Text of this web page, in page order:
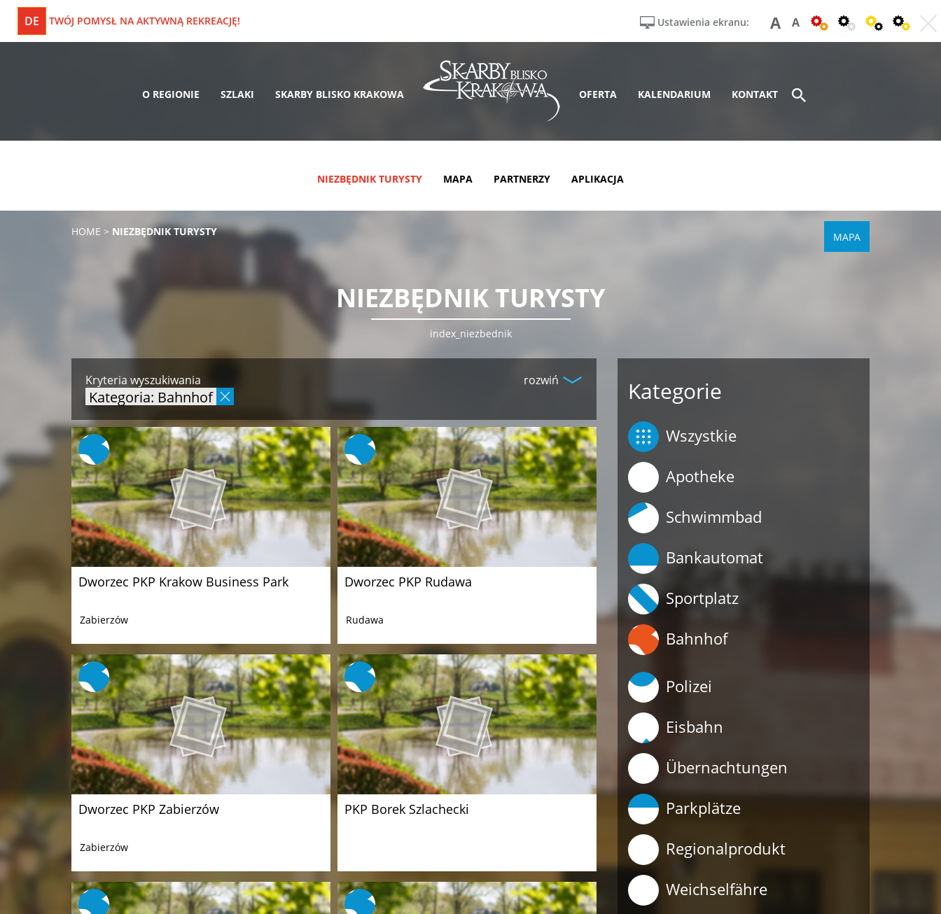
DE TWÓJ POMYSŁ NA AKTYWNĄ REKREACJĘ! Ustawienia ekranu: A A
O REGIONIE SZLAKI SKARBY BLISKO KRAKOWA OFERTA KALENDARIUM KONTAKT
NIEZBĘDNIK TURYSTY MAPA PARTNERZY APLIKACJA
HOME > NIEZBĘDNIK TURYSTY MAPA
NIEZBĘDNIK TURYSTY
index_niezbednik
rozwiń
Kryteria wyszukiwania
Kategoria: Bahnhof
Dworzec PKP Krakow Business Park
Zabierzów
Dworzec PKP Rudawa
Rudawa
Dworzec PKP Zabierzów
Zabierzów
PKP Borek Szlachecki
Kategorie
Wszystkie
Apotheke
Schwimmbad
Bankautomat
Sportplatz
Bahnhof
Polizei
Eisbahn
Übernachtungen
Parkplätze
Regionalprodukt
Weichselfähre